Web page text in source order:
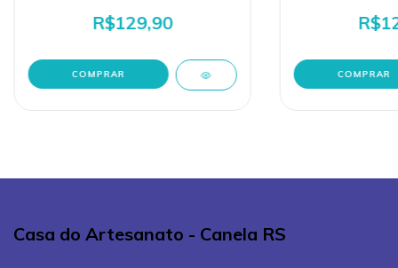
R$129,90
Casa do Artesanato - Canela RS